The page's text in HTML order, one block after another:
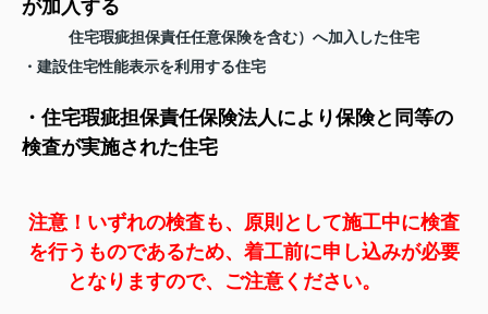
が加入する
住宅瑕疵担保責任任意保険を含む）へ加入した住宅
・建設住宅性能表示を利用する住宅
・住宅瑕疵担保責任保険法人により保険と同等の
検査が実施された住宅
注意！いずれの検査も、原則として施工中に検査
を行うものであるため、着工前に申し込みが必要
となりますので、ご注意ください。